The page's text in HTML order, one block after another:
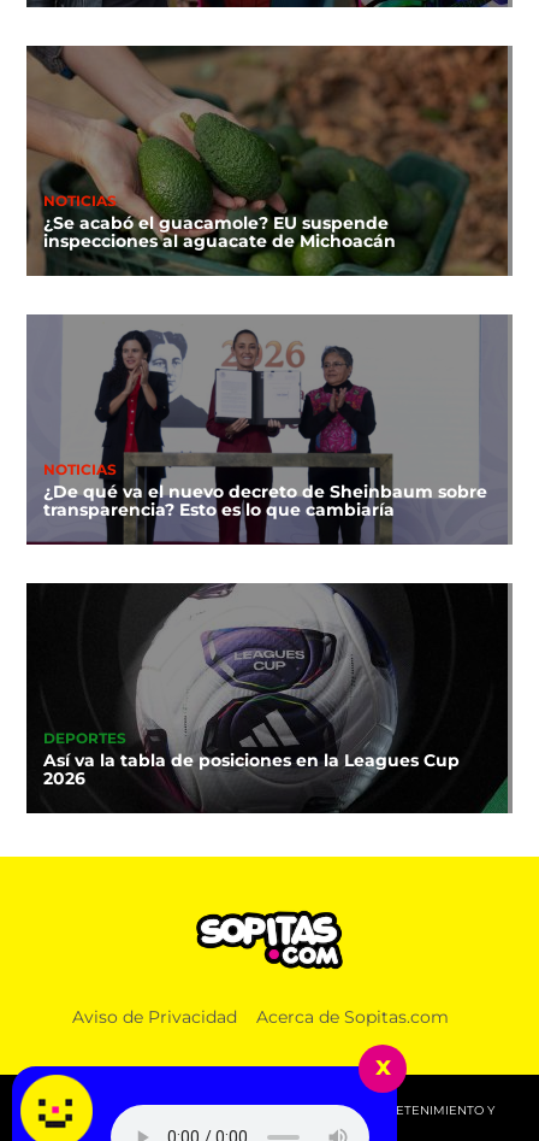
NOTICIAS
¿Se acabó el guacamole? EU suspende
inspecciones al aguacate de Michoacán
NOTICIAS
¿De qué va el nuevo decreto de Sheinbaum sobre
transparencia? Esto es lo que cambiaría
DEPORTES
Así va la tabla de posiciones en la Leagues Cup
2026
Aviso de Privacidad Acerca de Sopitas.com
© 2026 SOPITAS.COM - MÚSICA, NOTICIAS, DEPORTES, ENTRETENIMIENTO Y
MÁS!.
x